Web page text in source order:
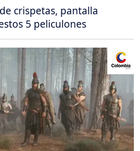
crispetas, pantalla
5 peliculones